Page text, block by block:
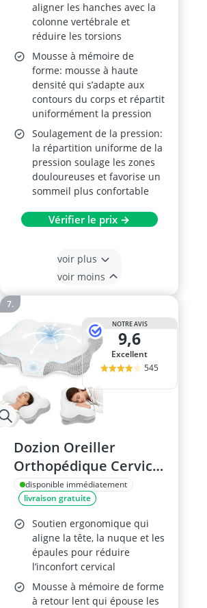
aligner les hanches avec la
colonne vertébrale et
réduire les torsions
Mousse à mémoire de
forme: mousse à haute
densité qui s’adapte aux
contours du corps et répartit
uniformément la pression
Soulagement de la pression:
la répartition uniforme de la
pression soulage les zones
douloureuses et favorise un
sommeil plus confortable
Vérifier le prix →
voir plus
voir moins
NOTRE AVIS
9,6
Excellent
545
Dozion Oreiller
Orthopédique Cervical
en Mousse à Mémoire
de Forme, Soutien
Nuque Latéral et
Dorsal, Housse
Déhoussable,
disponible immédiatement
livraison gratuite
Soutien ergonomique qui
aligne la tête, la nuque et les
épaules pour réduire
l’inconfort cervical
Mousse à mémoire de forme
à retour lent qui épouse les